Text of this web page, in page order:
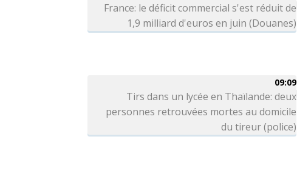
France: le déficit commercial s'est réduit de
1,9 milliard d'euros en juin (Douanes)
09:09
Tirs dans un lycée en Thaïlande: deux
personnes retrouvées mortes au domicile
du tireur (police)